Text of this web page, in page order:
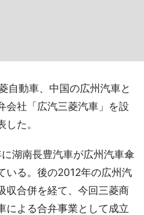
自動車、中国の広州汽車と
会社「広汽三菱汽車」を設
た。
湖南長豊汽車が広州汽車傘
いる。後の2012年の広州汽
収合併を経て、今回三菱商
による合弁事業として成立